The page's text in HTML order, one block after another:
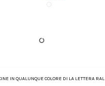
IN QUALUNQUE COLORE DI LA LETTERA RAL